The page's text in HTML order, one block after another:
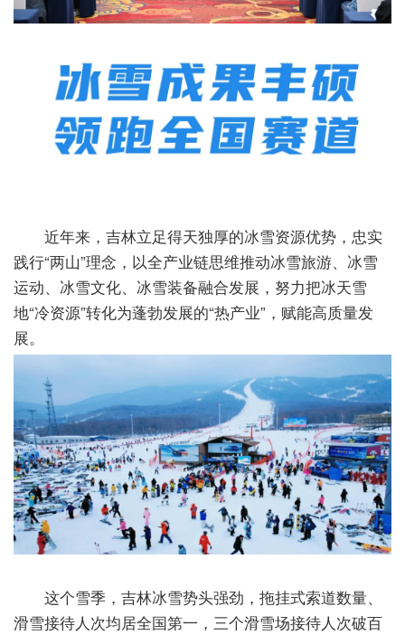
近年来，吉林立足得天独厚的冰雪资源优势，忠实
践行“两山”理念，以全产业链思维推动冰雪旅游、冰雪
运动、冰雪文化、冰雪装备融合发展，努力把冰天雪
地“冷资源”转化为蓬勃发展的“热产业”，赋能高质量发
展。
这个雪季，吉林冰雪势头强劲，拖挂式索道数量、
滑雪接待人次均居全国第一，三个滑雪场接待人次破百